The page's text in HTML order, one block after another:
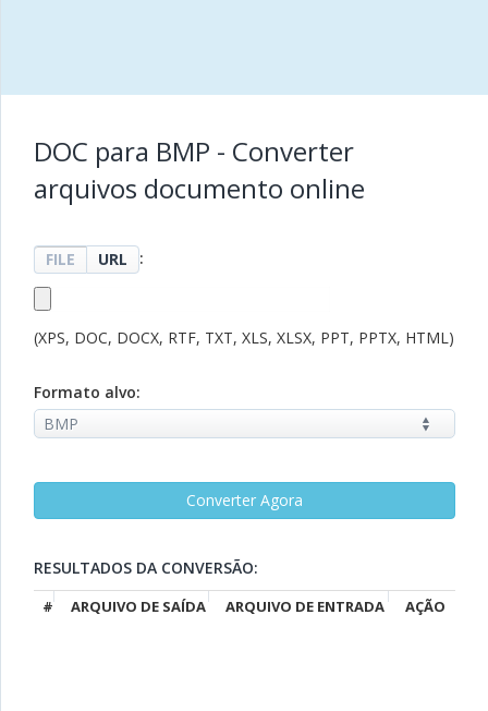
DOC para BMP - Converter
arquivos documento online
FILE URL :
(XPS, DOC, DOCX, RTF, TXT, XLS, XLSX, PPT, PPTX, HTML)
Formato alvo:
RESULTADOS DA CONVERSÃO:
# ARQUIVO DE SAÍDA ARQUIVO DE ENTRADA AÇÃO